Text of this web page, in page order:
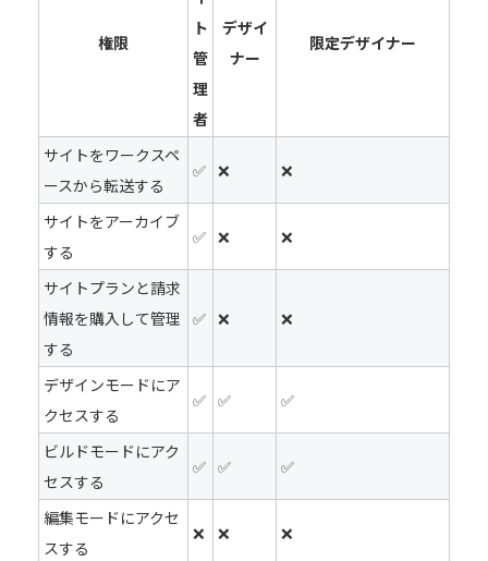
権限
ト
管
理
者
デザイ
ナー
限定デザイナー
サイトをワークスペ
ースから転送する
✅ ❌ ❌
サイトをアーカイブ
する
✅ ❌ ❌
サイトプランと請求
情報を購入して管理
する
✅ ❌ ❌
デザインモードにア
クセスする
✅ ✅ ✅
ビルドモードにアク
セスする
✅ ✅ ✅
編集モードにアクセ
スする
❌ ❌ ❌